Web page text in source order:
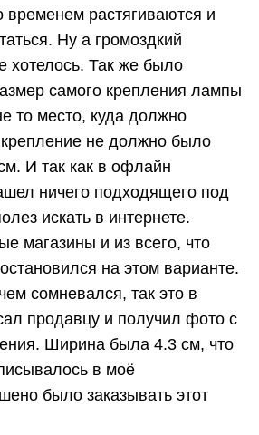
растягиваются и
Ну а громоздкий
хотелось. Так же было
самого крепления лампы
то место, куда должно
крепление не должно было
И так как в офлайн
ничего подходящего под
искать в интернете.
магазины и из всего, что
на этом варианте.
сомневался, так это в
продавцу и получил фото с
Ширина была 4.3 см, что
в моё
было заказывать этот